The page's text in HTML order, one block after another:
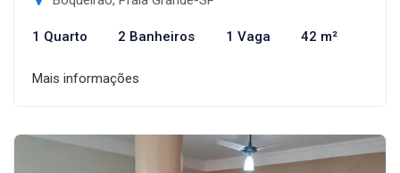
1 Quarto 2 Banheiros 1 Vaga 42 m²
Mais informações